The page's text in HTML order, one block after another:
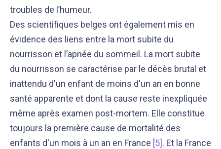
troubles de l’humeur.
Des scientifiques belges ont également mis en
évidence des liens entre la mort subite du
nourrisson et l’apnée du sommeil. La mort subite
du nourrisson se caractérise par le décès brutal et
inattendu d'un enfant de moins d'un an en bonne
santé apparente et dont la cause reste inexpliquée
même après examen post-mortem. Elle constitue
toujours la première cause de mortalité des
enfants d'un mois à un an en France [5]. Et la France